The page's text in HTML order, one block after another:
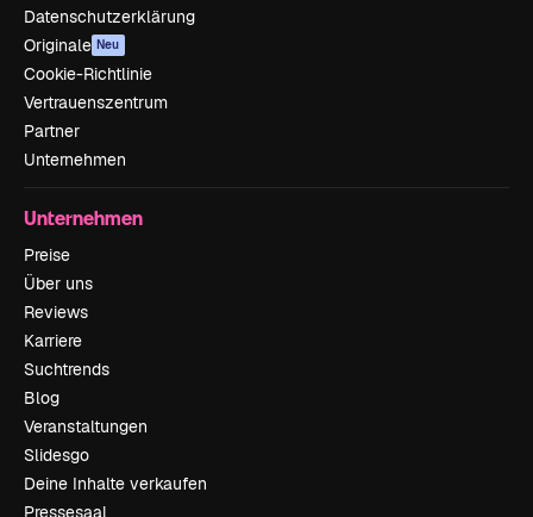
Datenschutzerklärung
Originale Neu
Cookie-Richtlinie
Vertrauenszentrum
Partner
Unternehmen
Unternehmen
Preise
Über uns
Reviews
Karriere
Suchtrends
Blog
Veranstaltungen
Slidesgo
Deine Inhalte verkaufen
Pressesaal